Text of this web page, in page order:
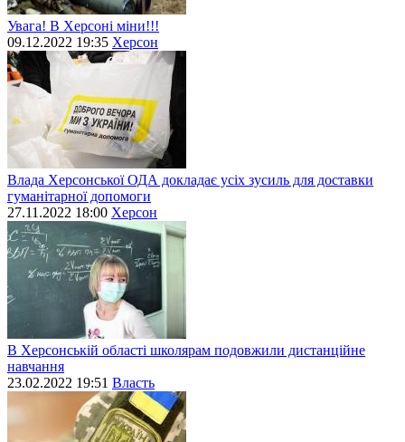
Увага! В Херсоні міни!!!
09.12.2022 19:35 Херсон
Влада Херсонської ОДА докладає усіх зусиль для доставки
гуманітарної допомоги
27.11.2022 18:00 Херсон
В Херсонській області школярам подовжили дистанційне
навчання
23.02.2022 19:51 Власть